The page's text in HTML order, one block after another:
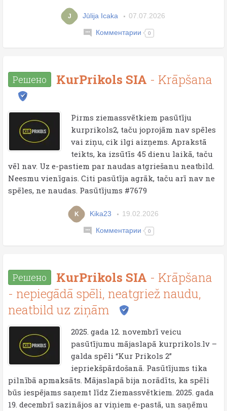
J Jūlija Icaka 07.07.2026
Комментарии 0
Решено KurPrikols SIA - Krāpšana
Pirms ziemassvētkiem pasūtīju
kurprikols2, taču joprojām nav spēles
vai ziņu, cik ilgi aizņems. Aprakstā
teikts, ka izsūtīs 45 dienu laikā, taču
vēl nav. Uz e-pastiem par naudas atgriešanu neatbild.
Neesmu vienīgais. Citi pasūtīja agrāk, taču arī nav ne
spēles, ne naudas. Pasūtījums #7679
K Kika23 19.02.2026
Комментарии 0
Решено KurPrikols SIA - Krāpšana
- nepiegādā spēli, neatgriež naudu,
neatbild uz ziņām
2025. gada 12. novembrī veicu
pasūtījumu mājaslapā kurprikols.lv –
galda spēli “Kur Prikols 2”
iepriekšpārdošanā. Pasūtījums tika
pilnībā apmaksāts. Mājaslapā bija norādīts, ka spēli
būs iespējams saņemt līdz Ziemassvētkiem. 2025. gada
19. decembrī sazinājos ar viņiem e-pastā, un saņēmu